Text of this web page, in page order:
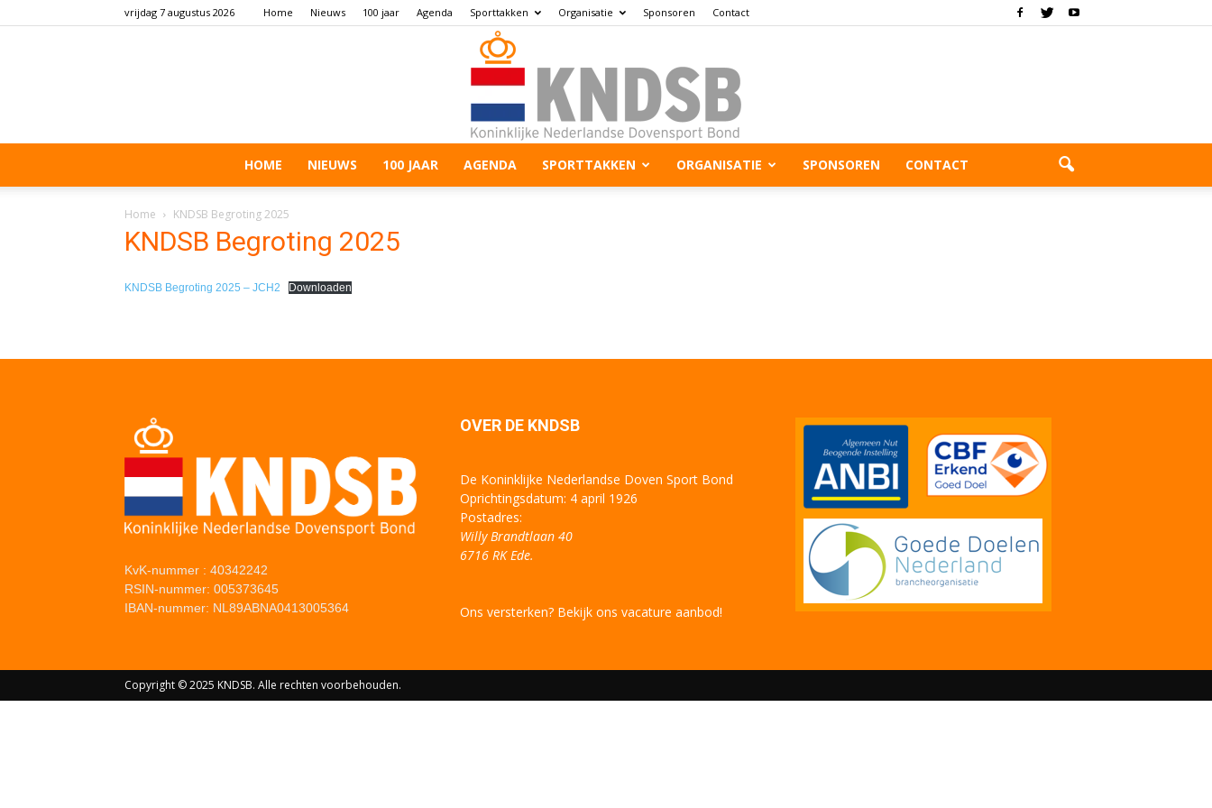
vrijdag 7 augustus 2026 Home Nieuws 100 jaar Agenda Sporttakken Organisatie Sponsoren Contact
HOME NIEUWS 100 JAAR AGENDA SPORTTAKKEN ORGANISATIE SPONSOREN CONTACT
Home KNDSB Begroting 2025
KNDSB Begroting 2025
KNDSB Begroting 2025 – JCH2 Downloaden
KvK-nummer : 40342242
RSIN-nummer: 005373645
IBAN-nummer: NL89ABNA0413005364
OVER DE KNDSB
De Koninklijke Nederlandse Doven Sport Bond
Oprichtingsdatum: 4 april 1926
Postadres:
Willy Brandtlaan 40
6716 RK Ede.
Ons versterken? Bekijk ons vacature aanbod!
Copyright © 2025 KNDSB. Alle rechten voorbehouden.